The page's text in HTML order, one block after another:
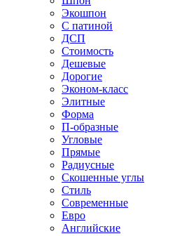
Экошпон
С патиной
ДСП
Стоимость
Дешевые
Дорогие
Эконом-класс
Элитные
Форма
П-образные
Угловые
Прямые
Радиусные
Скошенные углы
Стиль
Современные
Евро
Английские